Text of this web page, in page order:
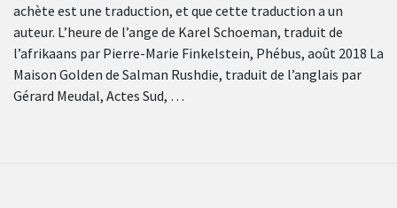
achète est une traduction, et que cette traduction a un
auteur. L’heure de l’ange de Karel Schoeman, traduit de
l’afrikaans par Pierre-Marie Finkelstein, Phébus, août 2018 La
Maison Golden de Salman Rushdie, traduit de l’anglais par
Gérard Meudal, Actes Sud, …